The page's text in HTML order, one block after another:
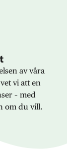
av våra
vi att en
– med
om du vill.